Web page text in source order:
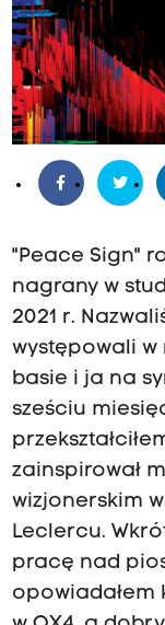
"Peace Sign"
nagrany w
2021 r.
występowali w
basie i ja na
sześciu
zainspirował
wizjonerskim
Leclercu.
pracę nad
opowiadałem